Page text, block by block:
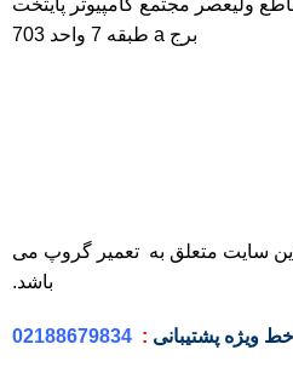
برج a طبقه 7 واحد 703
سایت متعلق به تعمیر گروپ می
باشد.
خط ویژه پشتیبانی :
02188679834